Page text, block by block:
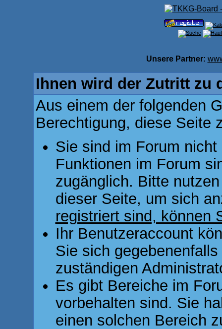
Unsere Partner:
Ihnen wird der Zutritt zu
Aus einem der folgenden
Berechtigung, diese Seite
Sie sind im Forum
Funktionen im Forum
zugänglich. Bitte
dieser Seite, um sich
registriert sind, können
Ihr Benutzeraccount
Sie sich
zuständigen
Es gibt Bereiche im
vorbehalten sind. Sie
einen solchen Bereich